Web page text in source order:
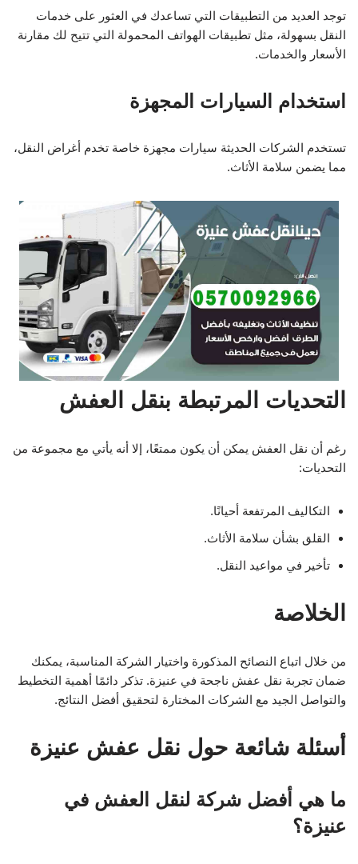
توجد العديد من التطبيقات التي تساعدك في العثور على خدمات
النقل بسهولة، مثل تطبيقات الهواتف المحمولة التي تتيح لك مقارنة
الأسعار والخدمات.
استخدام السيارات المجهزة
تستخدم الشركات الحديثة سيارات مجهزة خاصة تخدم أغراض النقل،
مما يضمن سلامة الأثاث.
التحديات المرتبطة بنقل العفش
رغم أن نقل العفش يمكن أن يكون ممتعًا، إلا أنه يأتي مع مجموعة من
التحديات:
التكاليف المرتفعة أحيانًا.
القلق بشأن سلامة الأثاث.
تأخير في مواعيد النقل.
الخلاصة
من خلال اتباع النصائح المذكورة واختيار الشركة المناسبة، يمكنك
ضمان تجربة نقل عفش ناجحة في عنيزة. تذكر دائمًا أهمية التخطيط
والتواصل الجيد مع الشركات المختارة لتحقيق أفضل النتائج.
أسئلة شائعة حول نقل عفش عنيزة
ما هي أفضل شركة لنقل العفش في
عنيزة؟